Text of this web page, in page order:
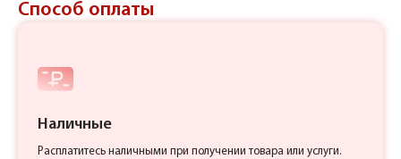
Способ оплаты
Наличные
Расплатитесь наличными при получении товара или услуги.